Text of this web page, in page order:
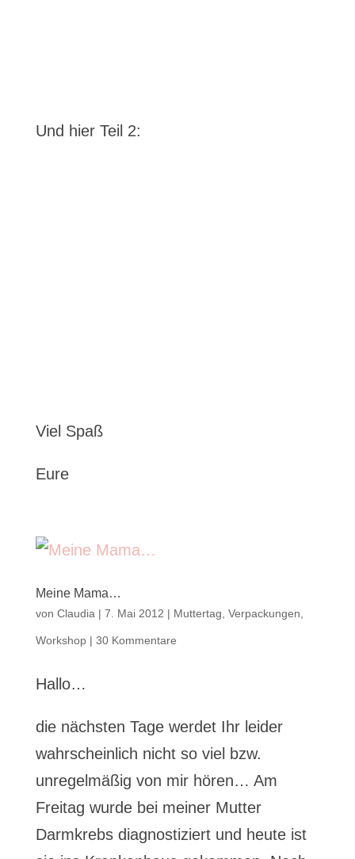
Und hier Teil 2:
Viel Spaß
Eure
Meine Mama…
von Claudia | 7. Mai 2012 | Muttertag Verpackungen
Workshop| 30 Kommentare
Hallo…
die nächsten Tage werdet Ihr leider
wahrscheinlich nicht so viel bzw.
unregelmäßig von mir hören… Am
Freitag wurde bei meiner Mutter
Darmkrebs diagnostiziert und heute ist